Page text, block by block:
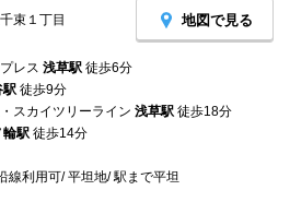
束１丁目 地図で見る
レス 浅草駅 徒歩6分
駅 徒歩9分
スカイツリーライン 浅草駅 徒歩18分
輪駅 徒歩14分
線利用可/ 平坦地/ 駅まで平坦